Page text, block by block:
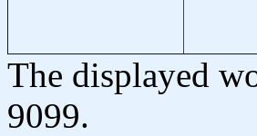
The displayed
9099.